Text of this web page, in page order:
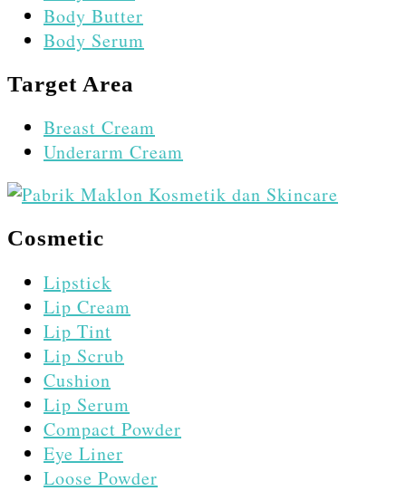
Body Butter
Body Serum
Target Area
Breast Cream
Underarm Cream
Cosmetic
Lipstick
Lip Cream
Lip Tint
Lip Scrub
Cushion
Lip Serum
Compact Powder
Eye Liner
Loose Powder